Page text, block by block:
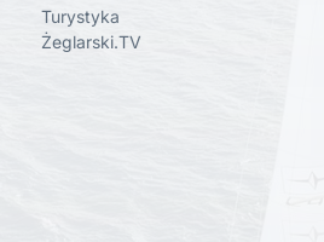
Turystyka
Żeglarski.TV